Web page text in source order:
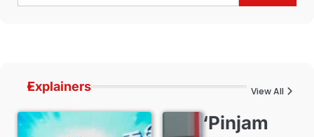
Explainers View All
‘Pinjam